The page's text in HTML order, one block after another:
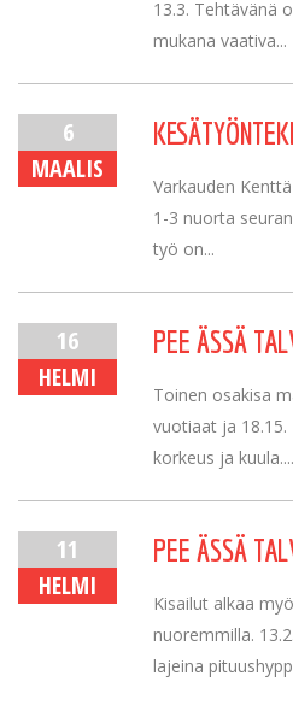
13.3. Tehtävänä
mukana vaativa...
6
MAALIS
Varkauden
1-3 nuorta
työ on...
16
HELMI
PEE ÄSSÄ
Toinen osakisa
vuotiaat ja
korkeus ja kuula....
11
HELMI
PEE ÄSSÄ
Kisailut alkaa
nuoremmilla.
lajeina